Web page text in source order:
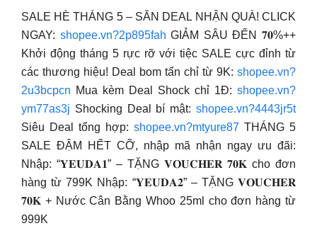
SALE HÈ THÁNG 5 – SĂN DEAL NHẬN QUÀ! CLICK
NGAY: shopee.vn?2p895fah GIẢM SÂU ĐẾN 𝟕𝟎%++
Khởi động tháng 5 rực rỡ với tiệc SALE cực đỉnh từ
các thương hiệu! Deal bom tấn chỉ từ 9K: shopee.vn?
2u3bcpcn Mua kèm Deal Shock chỉ 1Đ: shopee.vn?
ym77as3j Shocking Deal bí mật: shopee.vn?4443jr5t
Siêu Deal tổng hợp: shopee.vn?mtyure87 THÁNG 5
SALE ĐẬM HẾT CỠ, nhập mã nhận ngay ưu đãi:
Nhập: “𝐘𝐄𝐔𝐃𝐀𝟏” – TẶNG 𝐕𝐎𝐔𝐂𝐇𝐄𝐑 𝟕𝟎𝐊 cho đơn
hàng từ 799K Nhập: “𝐘𝐄𝐔𝐃𝐀𝟐” – TẶNG 𝐕𝐎𝐔𝐂𝐇𝐄𝐑
𝟕𝟎𝐊 + Nước Cân Bằng Whoo 25ml cho đơn hàng từ
999K